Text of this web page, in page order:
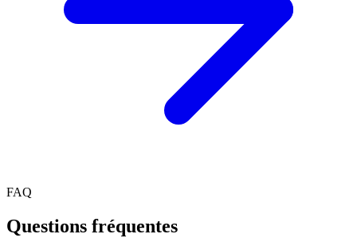
FAQ
Questions fréquentes